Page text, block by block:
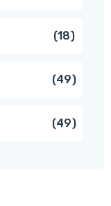
1818
4949
4949